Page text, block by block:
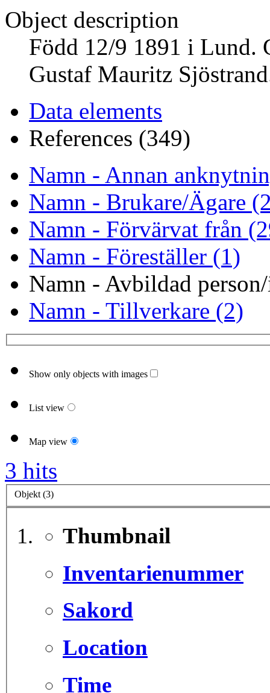
Object description
Född 12/9 1891 i Lund.
Gustaf Mauritz
Data elements
References (349)
Namn - Annan
Namn - Brukare/Ägare
Namn - Förvärvat från
Namn - Föreställer (1)
Namn - Avbildad
Namn - Tillverkare (2)
Show only objects with images
List view
Map view
3 hits
Objekt (3)
Thumbnail
Inventarienummer
Sakord
Location
Time